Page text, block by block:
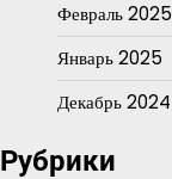
Февраль 2025
Январь 2025
Декабрь 2024
Рубрики